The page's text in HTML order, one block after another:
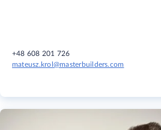
+48 608 201 726
mateusz.krol@masterbuilders.com